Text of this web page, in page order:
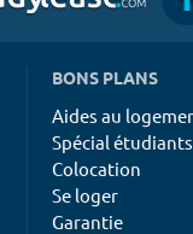
BONS PLANS
Aides au
Spécial étudiants
Colocation
Se loger
Garantie